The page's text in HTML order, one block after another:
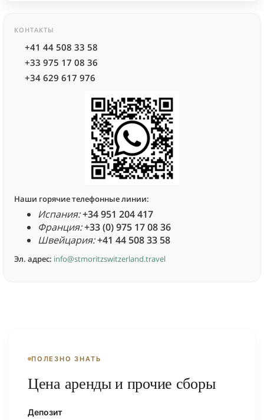
КОНТАКТЫ
+41 44 508 33 58
+33 975 17 08 36
+34 629 617 976
Наши горячие телефонные линии:
Испания:+34 951 204 417
Франция:+33 (0) 975 17 08 36
Швейцария:+41 44 508 33 58
Эл. адрес: info@stmoritzswitzerland.travel
ПОЛЕЗНО ЗНАТЬ
Цена аренды и прочие сборы
Депозит